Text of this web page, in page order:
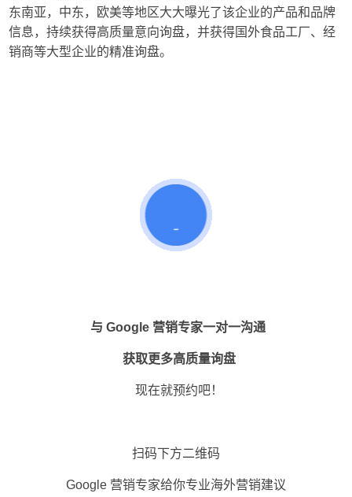
东南亚，中东，欧美等地区大大曝光了该企业的产品和品牌
信息，持续获得高质量意向询盘，并获得国外食品工厂、经
销商等大型企业的精准询盘。
与 Google 营销专家一对一沟通
获取更多高质量询盘
现在就预约吧！
扫码下方二维码
Google 营销专家给你专业海外营销建议